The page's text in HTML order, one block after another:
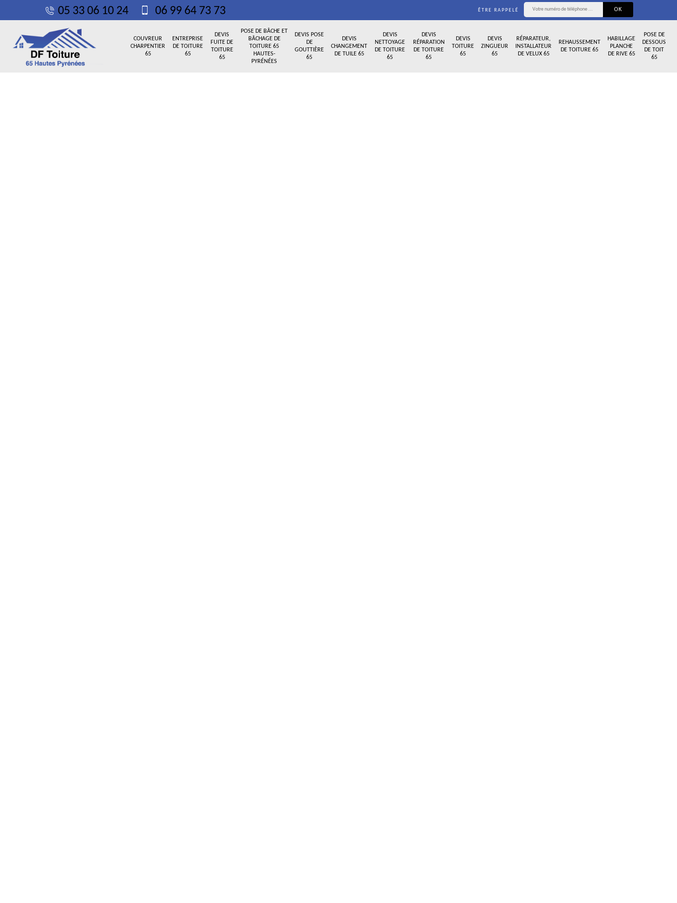
05 33 06 10 24 06 99 64 73 73 ÊTRE RAPPELÉ
COUVREUR
CHARPENTIER
65
ENTREPRISE
DE TOITURE
65
DEVIS
FUITE DE
TOITURE
65
POSE DE BÂCHE ET
BÂCHAGE DE
TOITURE 65
HAUTES-
PYRÉNÉES
DEVIS POSE
DE
GOUTTIÈRE
65
DEVIS
CHANGEMENT
DE TUILE 65
DEVIS
NETTOYAGE
DE TOITURE
65
DEVIS
RÉPARATION
DE TOITURE
65
DEVIS
TOITURE
65
DEVIS
ZINGUEUR
65
RÉPARATEUR,
INSTALLATEUR
DE VELUX 65
REHAUSSEMENT
DE TOITURE 65
HABILLAGE
PLANCHE
DE RIVE 65
POSE DE
DESSOUS
DE TOIT
65